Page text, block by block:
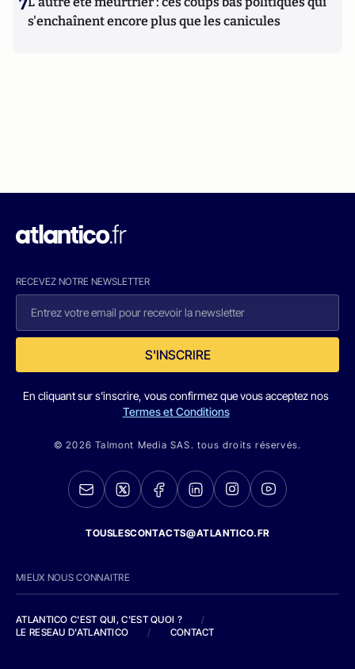
s'enchaînent encore plus que les canicules
RECEVEZ NOTRE NEWSLETTER
S'INSCRIRE
En cliquant sur s'inscrire, vous confirmez que vous acceptez nos
Termes et Conditions
© 2026 Talmont Media SAS. tous droits réservés.
TOUSLESCONTACTS@ATLANTICO.FR
MIEUX NOUS CONNAITRE
ATLANTICO C'EST QUI, C'EST QUOI ?
/
LE RESEAU D'ATLANTICO
/ CONTACT